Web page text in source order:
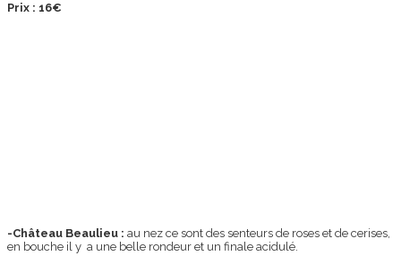
Prix : 16€
-Château Beaulieu : au nez ce sont des senteurs de roses et de cerises,
en bouche il y a une belle rondeur et un finale acidulé.